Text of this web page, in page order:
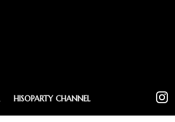
HISOPARTY CHANNEL